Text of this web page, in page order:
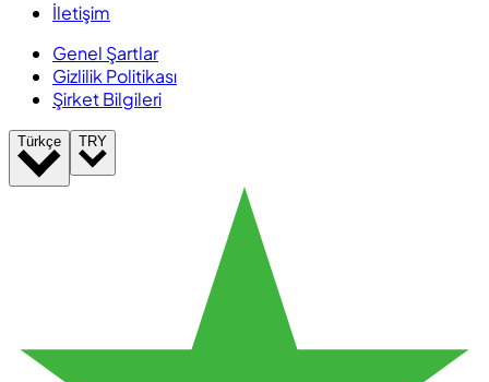
İletişim
Genel Şartlar
Gizlilik Politikası
Şirket Bilgileri
Türkçe TRY